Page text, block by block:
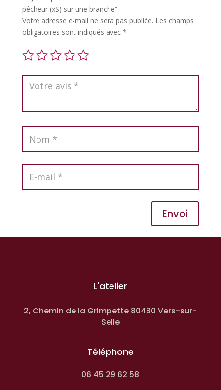
pêcheur (xS) sur une branche”
Votre adresse e-mail ne sera pas publiée. Les champs
obligatoires sont indiqués avec *
Envoi
L'atelier
2, Chemin de la Grimpette 80480 Vers-sur-
Selle
Téléphone
06 45 29 62 58